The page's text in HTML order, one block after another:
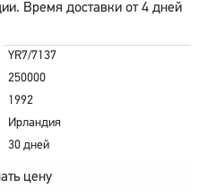
Время доставки от 4 дней
YR7/7137
250000
1992
Ирландия
30 дней
цену